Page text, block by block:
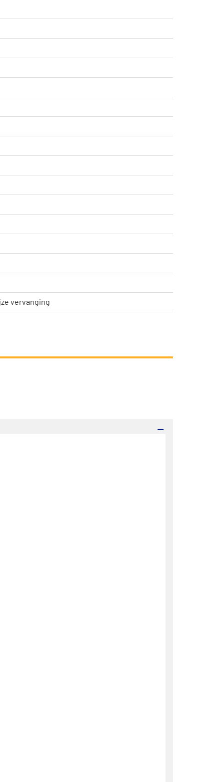
vervanging